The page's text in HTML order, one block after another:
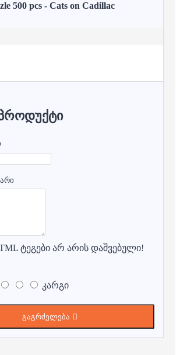
500 pcs - Cats on Cadillac
ტეგები არ არის დაშვებული!
კარგი
გაგრძელება